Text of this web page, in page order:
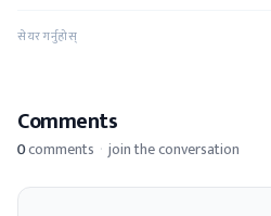
सेयर गर्नुहोस्
Comments
0comments · join the conversation